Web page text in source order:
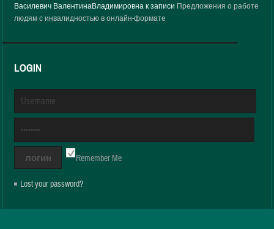
Василевич ВалентинаВладимировна к записи Предложения о работе
людям с инвалидностью в онлайн-формате
LOGIN
Remember Me
Lost your password?